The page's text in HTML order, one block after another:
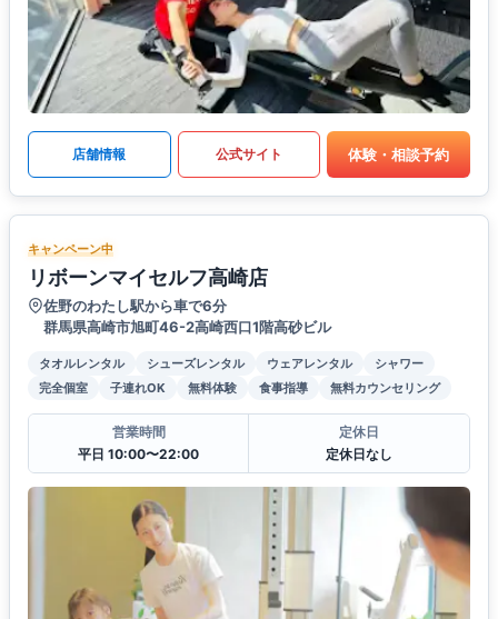
店舗情報 公式サイト 体験・相談予約
キャンペーン中
リボーンマイセルフ高崎店
佐野のわたし駅から車で6分
群馬県高崎市旭町46-2高崎西口1階高砂ビル
タオルレンタル シューズレンタル ウェアレンタル
シャワー
完全個室
子連れOK 無料体験 食事指導 無料カウンセリング
営業時間
平日 10:00〜22:00
定休日
定休日なし